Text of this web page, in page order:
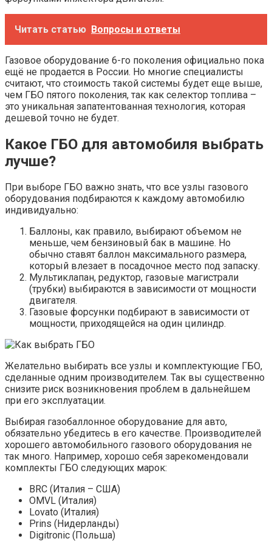
Читать статью Вопросы и ответы
Газовое оборудование 6-го поколения официально пока
ещё не продается в России. Но многие специалисты
считают, что стоимость такой системы будет еще выше,
чем ГБО пятого поколения, так как селектор топлива –
это уникальная запатентованная технология, которая
дешевой точно не будет.
Какое ГБО для автомобиля выбрать
лучше?
При выборе ГБО важно знать, что все узлы газового
оборудования подбираются к каждому автомобилю
индивидуально:
Баллоны, как правило, выбирают объемом не
меньше, чем бензиновый бак в машине. Но
обычно ставят баллон максимального размера,
который влезает в посадочное место под запаску.
Мультиклапан, редуктор, газовые магистрали
(трубки) выбираются в зависимости от мощности
двигателя.
Газовые форсунки подбирают в зависимости от
мощности, приходящейся на один цилиндр.
Желательно выбирать все узлы и комплектующие ГБО,
сделанные одним производителем. Так вы существенно
снизите риск возникновения проблем в дальнейшем
при его эксплуатации.
Выбирая газобаллонное оборудование для авто,
обязательно убедитесь в его качестве. Производителей
хорошего автомобильного газового оборудования не
так много. Например, хорошо себя зарекомендовали
комплекты ГБО следующих марок:
BRC (Италия – США)
OMVL (Италия)
Lovato (Италия)
Prins (Нидерланды)
Digitronic (Польша)